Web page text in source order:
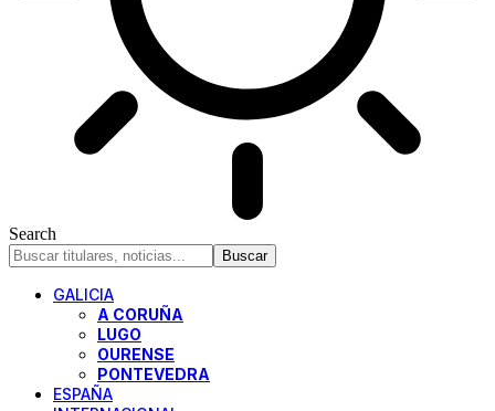
Search
GALICIA
A CORUÑA
LUGO
OURENSE
PONTEVEDRA
ESPAÑA